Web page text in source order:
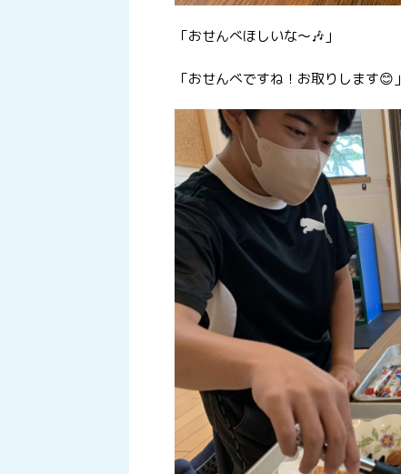
「おせんべほしいな～🎶」
「おせんべですね！お取りします😊」